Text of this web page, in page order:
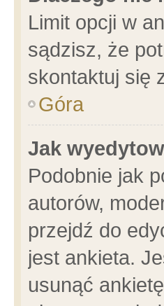
Limit opcji w
sądzisz, że
skontaktuj się
Góra
Jak
Podobnie jak
autorów,
przejdź do
jest ankieta.
usunąć